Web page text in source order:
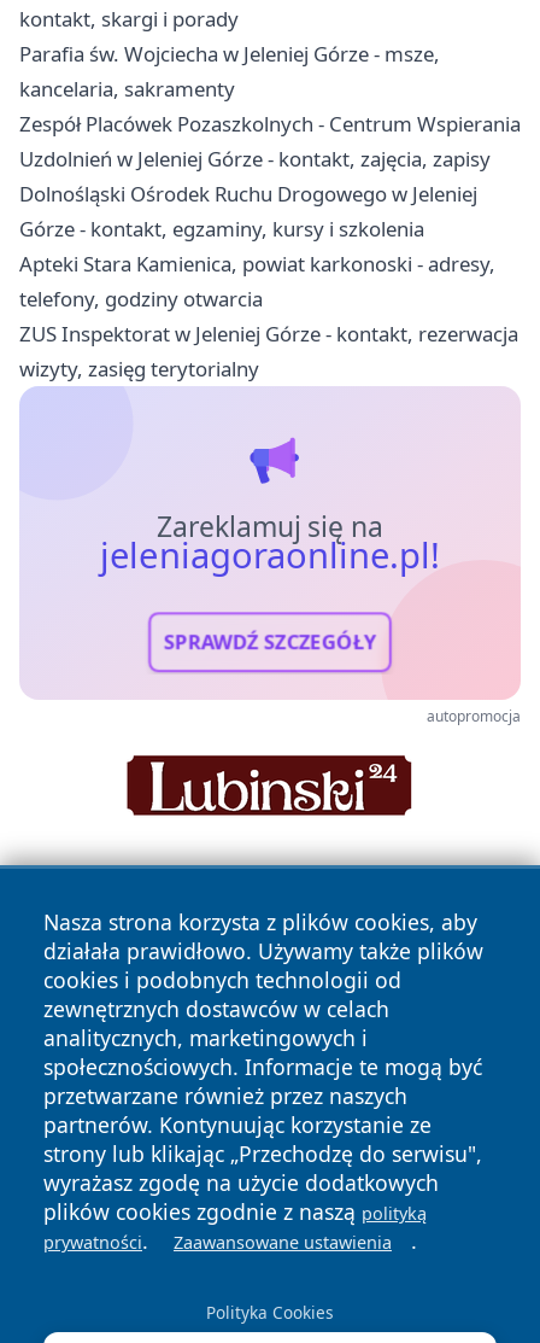
kontakt, skargi i porady
Parafia św. Wojciecha w Jeleniej Górze - msze,
kancelaria, sakramenty
Zespół Placówek Pozaszkolnych - Centrum Wspierania
Uzdolnień w Jeleniej Górze - kontakt, zajęcia, zapisy
Dolnośląski Ośrodek Ruchu Drogowego w Jeleniej
Górze - kontakt, egzaminy, kursy i szkolenia
Apteki Stara Kamienica, powiat karkonoski - adresy,
telefony, godziny otwarcia
ZUS Inspektorat w Jeleniej Górze - kontakt, rezerwacja
wizyty, zasięg terytorialny
Zareklamuj się na
jeleniagoraonline.pl!
SPRAWDŹ SZCZEGÓŁY
autopromocja
Nasza strona korzysta z plików cookies, aby
działała prawidłowo. Używamy także plików
cookies i podobnych technologii od
zewnętrznych dostawców w celach
analitycznych, marketingowych i
społecznościowych. Informacje te mogą być
przetwarzane również przez naszych
partnerów. Kontynuując korzystanie ze
strony lub klikając „Przechodzę do serwisu",
wyrażasz zgodę na użycie dodatkowych
plików cookies zgodnie z naszą polityką
prywatności. Zaawansowane ustawienia .
Polityka Cookies
Copyright © 2026 jeleniagoraonline.pl Wszystkie prawa
zastrzeżone.
News Autorzy
Polityka
Prywatności
Polityka
Cookies